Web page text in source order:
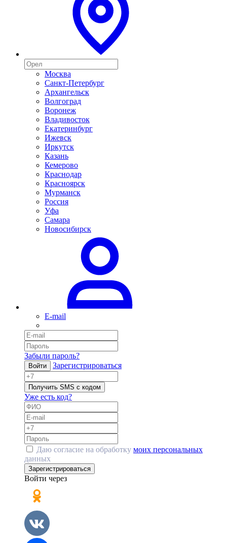
Москва
Санкт-Петербург
Архангельск
Волгоград
Воронеж
Владивосток
Екатеринбург
Ижевск
Иркутск
Казань
Кемерово
Краснодар
Красноярск
Мурманск
Россия
Уфа
Самара
Новосибирск
E-mail
Забыли пароль?
Войти Зарегистрироваться
Получить SMS с кодом
Уже есть код?
Даю согласие на обработку моих персональных
данных
Зарегистрироваться
Войти через